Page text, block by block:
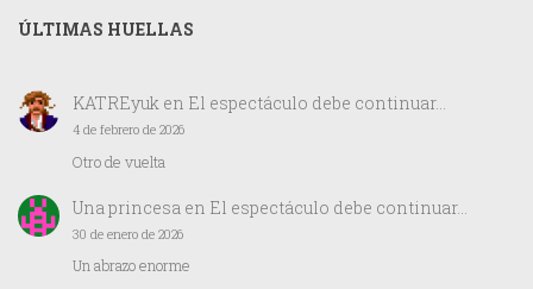
ÚLTIMAS HUELLAS
KATREyuken El espectáculo debe continuar…
4 de febrero de 2026
Otro de vuelta
Una princesa en El espectáculo debe continuar…
30 de enero de 2026
Un abrazo enorme